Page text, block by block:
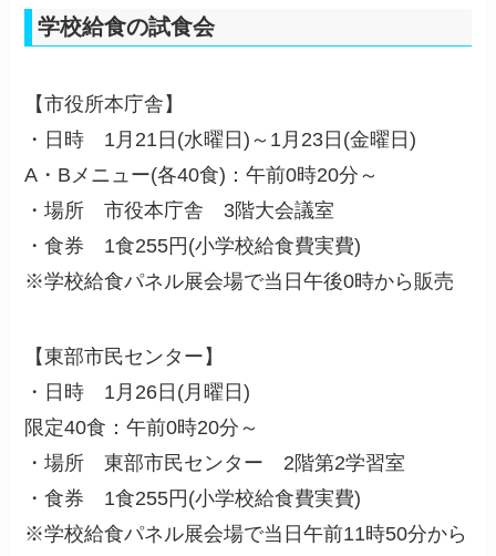
学校給食の試食会
【市役所本庁舎】
・日時 1月21日(水曜日)～1月23日(金曜日)
A・Bメニュー(各40食)：午前0時20分～
・場所 市役本庁舎 3階大会議室
・食券 1食255円(小学校給食費実費)
※学校給食パネル展会場で当日午後0時から販売
【東部市民センター】
・日時 1月26日(月曜日)
限定40食：午前0時20分～
・場所 東部市民センター 2階第2学習室
・食券 1食255円(小学校給食費実費)
※学校給食パネル展会場で当日午前11時50分から